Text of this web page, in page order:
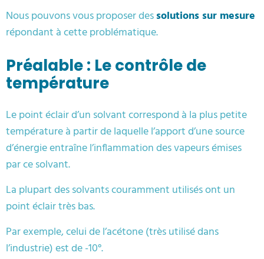
Nous pouvons vous proposer dessolutions sur mesure
répondant à cette problématique.
Préalable : Le contrôle de
température
Le point éclair d’un solvant correspond à la plus petite
température à partir de laquelle l’apport d’une source
d’énergie entraîne l’inflammation des vapeurs émises
par ce solvant.
La plupart des solvants couramment utilisés ont un
point éclair très bas.
Par exemple, celui de l’acétone (très utilisé dans
l’industrie) est de -10°.